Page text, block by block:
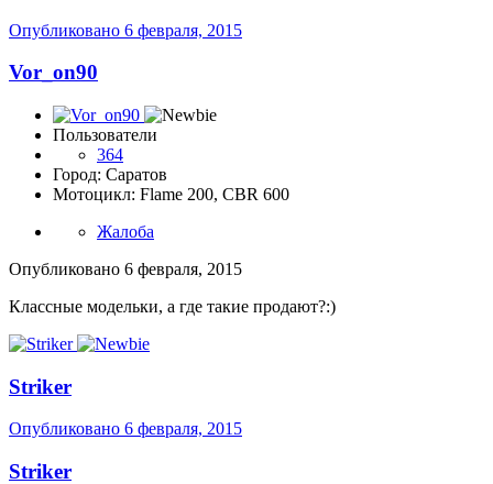
Опубликовано 6 февраля, 2015
Vor_on90
Пользователи
364
Город: Саратов
Мотоцикл: Flame 200, CBR 600
Жалоба
Опубликовано 6 февраля, 2015
Классные модельки, а где такие продают?:)
Striker
Опубликовано 6 февраля, 2015
Striker